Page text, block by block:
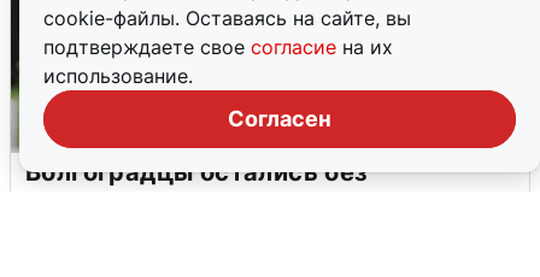
cookie-файлы. Оставаясь на сайте, вы
подтверждаете свое согласие на их
использование.
Согласен
Волгоградцы остались без